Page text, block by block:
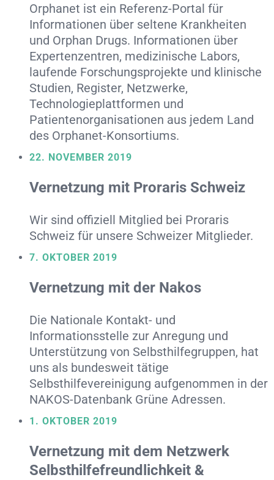
Orphanet ist ein Referenz-Portal für
Informationen über seltene Krankheiten
und Orphan Drugs. Informationen über
Expertenzentren, medizinische Labors,
laufende Forschungsprojekte und klinische
Studien, Register, Netzwerke,
Technologieplattformen und
Patientenorganisationen aus jedem Land
des Orphanet-Konsortiums.
22. NOVEMBER 2019
Vernetzung mit Proraris Schweiz
Wir sind offiziell Mitglied bei Proraris
Schweiz für unsere Schweizer Mitglieder.
7. OKTOBER 2019
Vernetzung mit der Nakos
Die Nationale Kontakt- und
Informationsstelle zur Anregung und
Unterstützung von Selbsthilfegruppen, hat
uns als bundesweit tätige
Selbsthilfevereinigung aufgenommen in der
NAKOS-Datenbank Grüne Adressen.
1. OKTOBER 2019
Vernetzung mit dem Netzwerk
Selbsthilfefreundlichkeit &